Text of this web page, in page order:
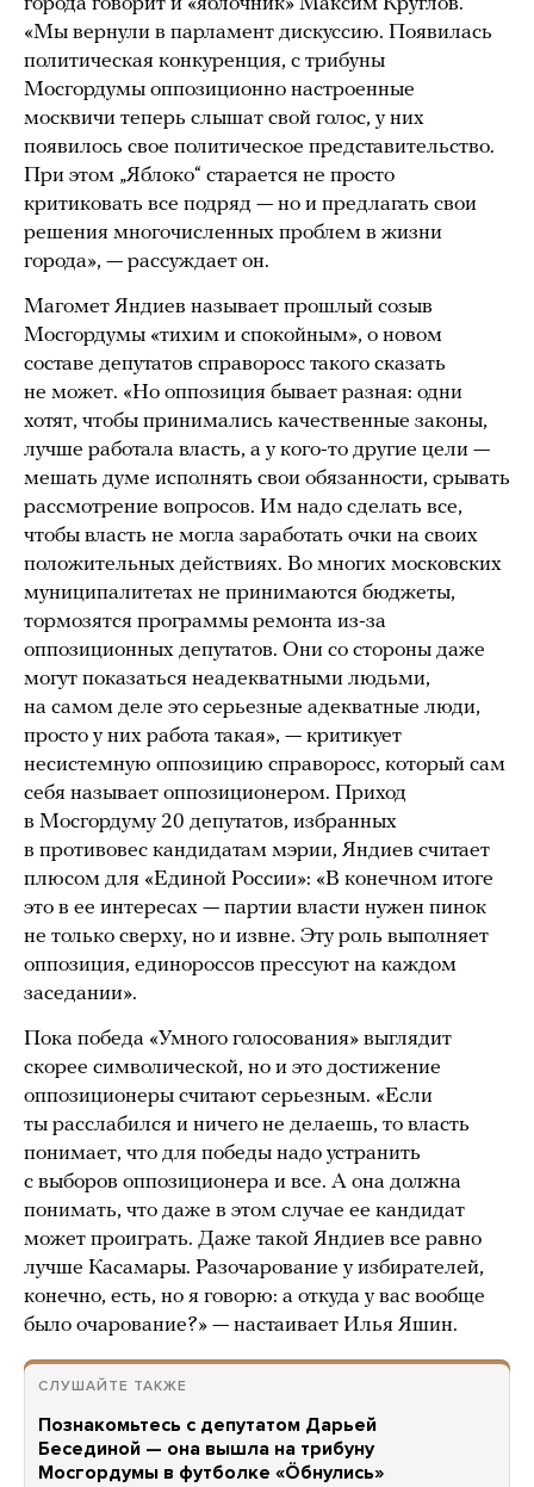
«Мы вернули в парламент дискуссию. Появилась
политическая конкуренция, с трибуны
Мосгордумы оппозиционно настроенные
москвичи теперь слышат свой голос, у них
появилось свое политическое представительство.
При этом „Яблоко“ старается не просто
критиковать все подряд — но и предлагать свои
решения многочисленных проблем в жизни
города», — рассуждает он.
Магомет Яндиев называет прошлый созыв
Мосгордумы «тихим и спокойным», о новом
составе депутатов справоросс такого сказать
не может. «Но оппозиция бывает разная: одни
хотят, чтобы принимались качественные законы,
лучше работала власть, а у кого-то другие цели —
мешать думе исполнять свои обязанности, срывать
рассмотрение вопросов. Им надо сделать все,
чтобы власть не могла заработать очки на своих
положительных действиях. Во многих московских
муниципалитетах не принимаются бюджеты,
тормозятся программы ремонта из-за
оппозиционных депутатов. Они со стороны даже
могут показаться неадекватными людьми,
на самом деле это серьезные адекватные люди,
просто у них работа такая», — критикует
несистемную оппозицию справоросс, который сам
себя называет оппозиционером. Приход
в Мосгордуму 20 депутатов, избранных
в противовес кандидатам мэрии, Яндиев считает
плюсом для «Единой России»: «В конечном итоге
это в ее интересах — партии власти нужен пинок
не только сверху, но и извне. Эту роль выполняет
оппозиция, единороссов прессуют на каждом
заседании».
Пока победа «Умного голосования» выглядит
скорее символической, но и это достижение
оппозиционеры считают серьезным. «Если
ты расслабился и ничего не делаешь, то власть
понимает, что для победы надо устранить
с выборов оппозиционера и все. А она должна
понимать, что даже в этом случае ее кандидат
может проиграть. Даже такой Яндиев все равно
лучше Касамары. Разочарование у избирателей,
конечно, есть, но я говорю: а откуда у вас вообще
было очарование?» — настаивает Илья Яшин.
СЛУШАЙТЕ ТАКЖЕ
Познакомьтесь с депутатом Дарьей
Бесединой — она вышла на трибуну
Мосгордумы в футболке «Öбнулись»